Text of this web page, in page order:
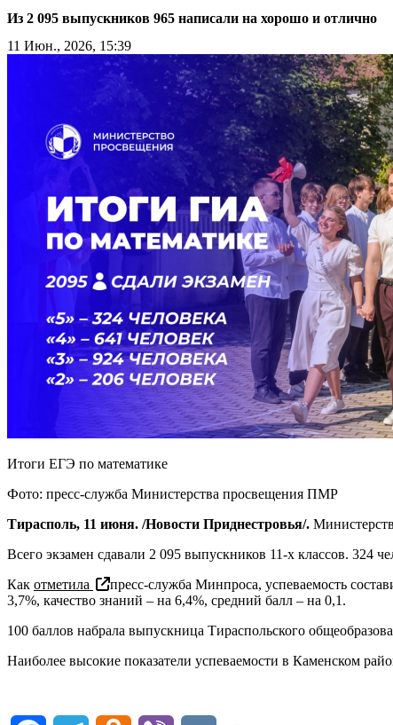
Из 2 095 выпускников 965 написали на хорошо и отлично
11 Июн., 2026, 15:39
Итоги ЕГЭ по математике
Фото: пресс-служба Министерства просвещения ПМР
Тирасполь, 11 июня. /Новости Приднестровья/.
Всего экзамен сдавали 2 095 выпускников 11-х классов. 324
Как отметила
пресс-служба Минпроса, успеваемость
3,7%, качество знаний – на 6,4%, средний балл – на 0,1.
100 баллов набрала выпускница Тираспольского
Наиболее высокие показатели успеваемости в Каменском